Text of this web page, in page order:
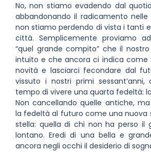
No, non stiamo evadendo dal
abbandonando il radicamento
non stiamo perdendo di vista i tanti
città. Semplicemente proviamo
“quel grande compito” che il
intuito e che ancora ci indica come
novità e lasciarci fecondare dal
vissuto i nostri primi
tempo di vivere una quarta fedeltà:
Non cancellando quelle antiche,
la fedeltà al futuro come una nuova
stella: quella di chi non ha perso il
lontano. Eredi di una bella e
ancora negli occhi il desiderio di